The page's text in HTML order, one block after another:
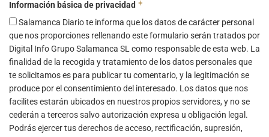
Información básica de privacidad *
Salamanca Diario te informa que los datos de carácter personal
que nos proporciones rellenando este formulario serán tratados por
Digital Info Grupo Salamanca SL como responsable de esta web. La
finalidad de la recogida y tratamiento de los datos personales que
te solicitamos es para publicar tu comentario, y la legitimación se
produce por el consentimiento del interesado. Los datos que nos
facilites estarán ubicados en nuestros propios servidores, y no se
cederán a terceros salvo autorización expresa u obligación legal.
Podrás ejercer tus derechos de acceso, rectificación, supresión,